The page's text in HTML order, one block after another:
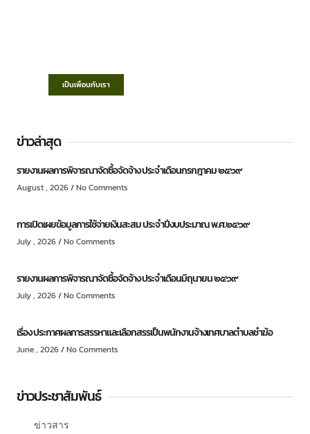
เป็นเพื่อนกับเรา
ข่าวล่าสุด
รายงานผลการพิจารณาจัดซื้อจัดจ้าง ประจำเดือนกรกฎาคม ๒๕๖๙
August , 2026 No Comments
การเปิดเผยข้อมูลการใช้จ่ายเงินสะสม ประจำปีงบประมาณ พ.ศ.๒๕๖๙
July , 2026 No Comments
รายงานผลการพิจารณาจัดซื้อจัดจ้าง ประจำเดือนมิถุนายน ๒๕๖๙
July , 2026 No Comments
เรื่อง ประกาศผลการสรรหาและเลือกสรรเป็นพนักงานจ้างเทศบาลตำบลชำฆ้อ
June , 2026 No Comments
ข่าวประชาสัมพันธ์
ข่าวสาร